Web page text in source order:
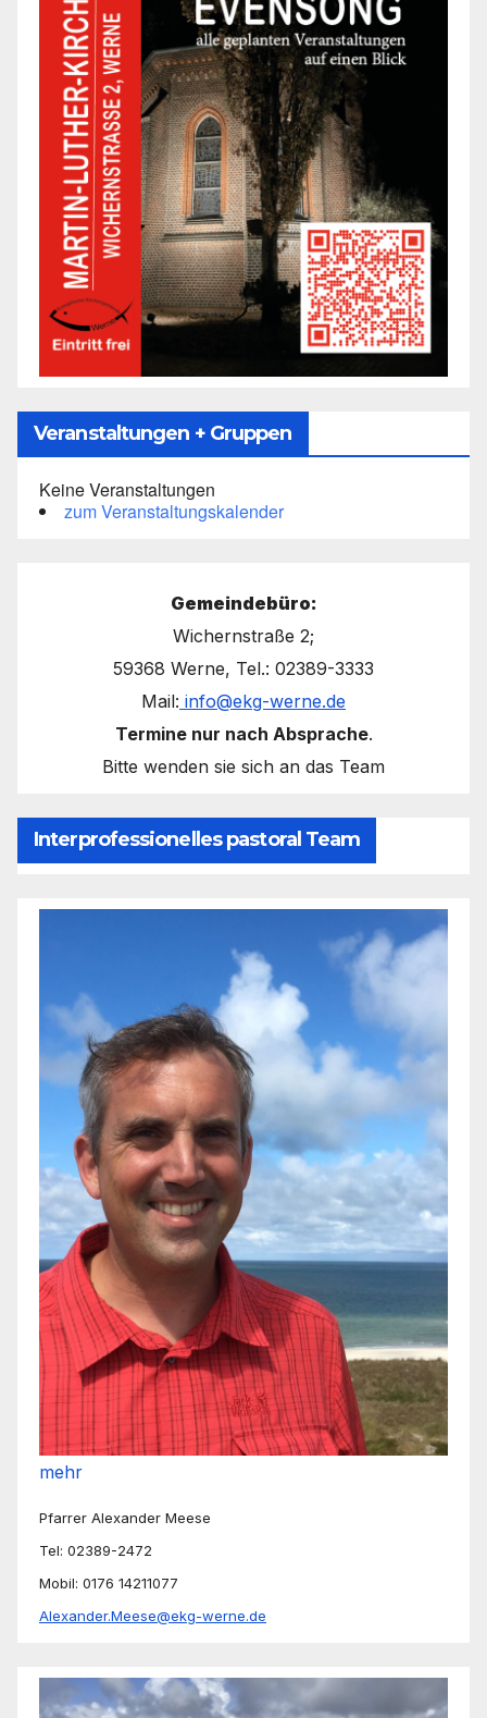
Veranstaltungen + Gruppen
Keine Veranstaltungen
zum Veranstaltungskalender
Gemeindebüro:
Wichernstraße 2;
59368 Werne, Tel.: 02389-3333
Mail: info@ekg-werne.de
Termine nur nach Absprache.
Bitte wenden sie sich an das Team
Interprofessionelles pastoral Team
mehr
Pfarrer Alexander Meese
Tel: 02389-2472
Mobil: 0176 14211077
Alexander.Meese@ekg-werne.de